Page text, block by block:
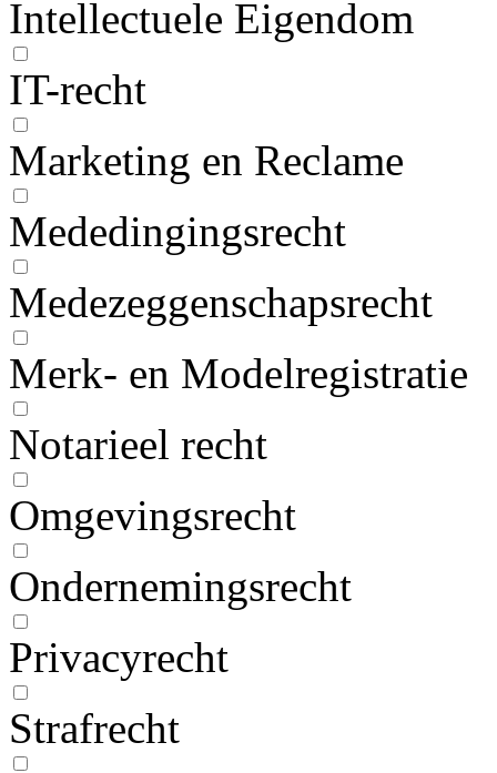
Intellectuele Eigendom
IT-recht
Marketing en Reclame
Mededingingsrecht
Medezeggenschapsrecht
Merk- en Modelregistratie
Notarieel recht
Omgevingsrecht
Ondernemingsrecht
Privacyrecht
Strafrecht